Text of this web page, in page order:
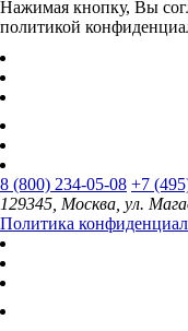
Нажимая кнопку, Вы
политикой
8 (800) 234-05-08 +7
129345, Москва, ул.
Политика